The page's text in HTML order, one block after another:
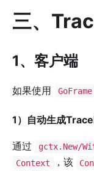
三、
1、客户端
如果使用 GoFrame
1）自动生成
通过 gctx.New/
Context ，该